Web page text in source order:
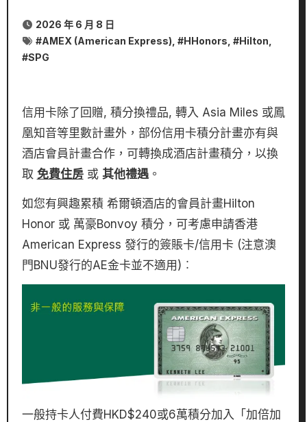
2026 年 6 月 8 日
#AMEX (American Express) , #HHonors , #Hilton
#SPG
信用卡除了回贈, 積分換禮品, 轉入 Asia Miles 或鳳
凰知音等里數計畫外，部份信用卡積分計畫亦有與
酒店會員計畫合作，可轉換成酒店計畫積分，以換
取 免費住房或 其他禮遇。
如您有興趣累積 希爾頓酒店的會員計畫Hilton
Honor 或 萬豪Bonvoy 積分，可考慮申請香港
American Express 發行的簽賬卡/信用卡 (注意澳
門BNU發行的AE金卡並不適用)︰
一般持卡人付費HKD$240或6萬積分加入「加倍加